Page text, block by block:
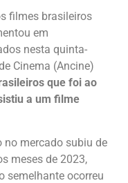
filmes brasileiros
em
nesta quinta-
Cinema (Ancine)
que foi ao
a um filme
no mercado subiu de
meses de 2023,
semelhante ocorreu